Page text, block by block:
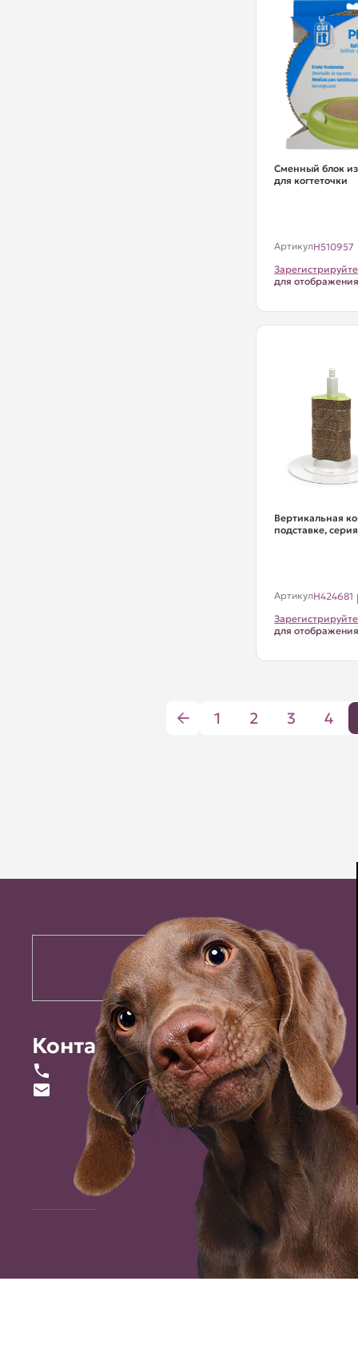
Сменный блок
для когтеточки
АртикулH510957
для
Вертикальная
подставке,
АртикулH424681
для
1 2 3 4
Контакты